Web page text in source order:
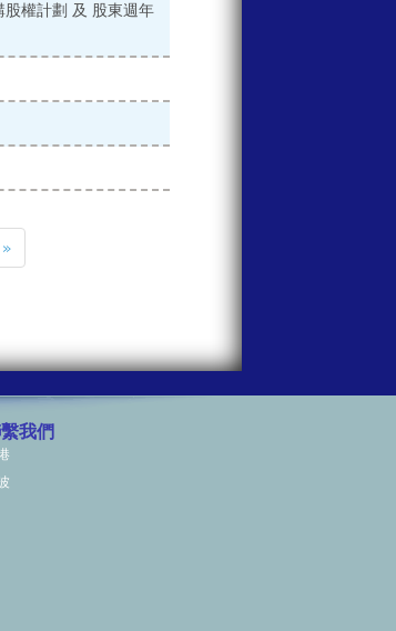
權計劃 及 股東週年
»
我們